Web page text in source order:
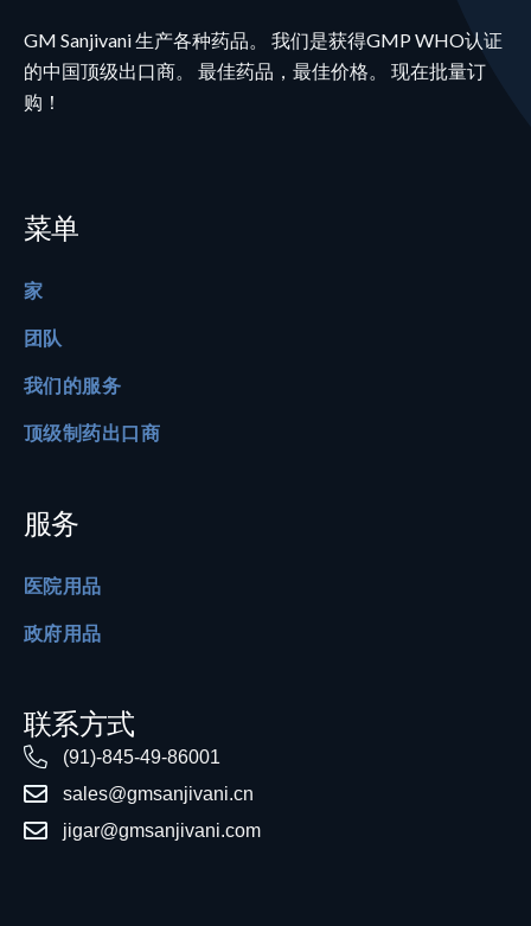
GM Sanjivani 生产各种药品。 我们是获得GMP WHO认证
的中国顶级出口商。 最佳药品，最佳价格。 现在批量订
购！
菜单
家
团队
我们的服务
顶级制药出口商
服务
医院用品
政府用品
联系方式
(91)-845-49-86001
sales@gmsanjivani.cn
jigar@gmsanjivani.com